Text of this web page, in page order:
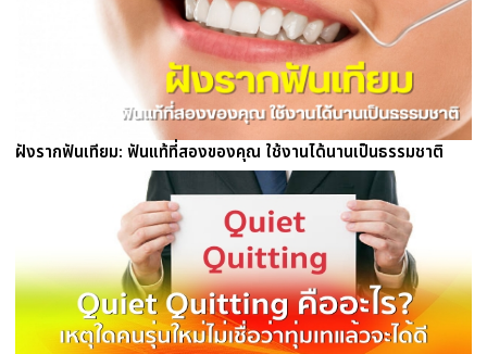
ฝังรากฟันเทียม: ฟันแท้ที่สองของคุณ ใช้งานได้นานเป็นธรรมชาติ